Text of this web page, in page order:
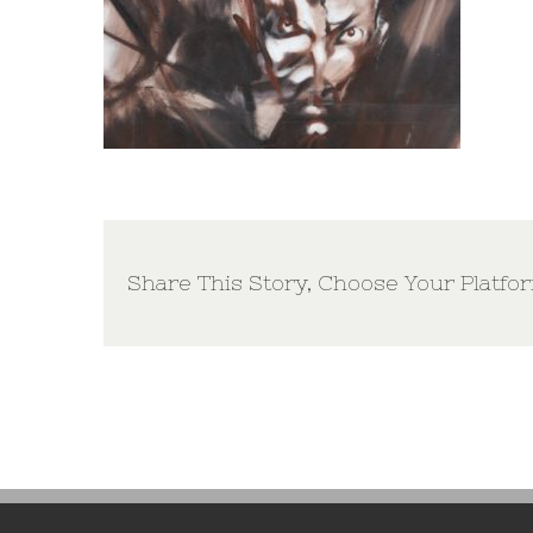
Share This Story, Choose Your